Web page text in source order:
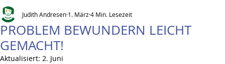
PROBLEM BEWUNDERN LEICHT
GEMACHT!
Judith Andresen 1. März 4 Min. Lesezeit
Aktualisiert: 2. Juni